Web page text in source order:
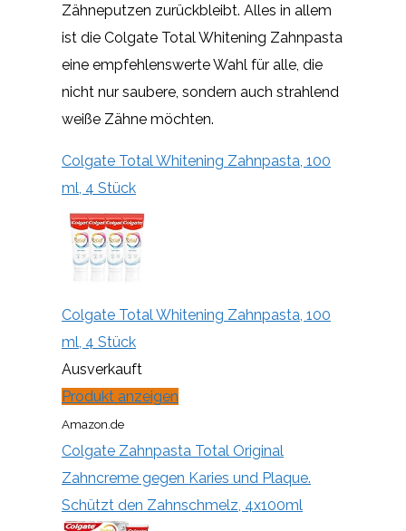
Zähneputzen zurückbleibt. Alles in allem
ist die Colgate Total Whitening Zahnpasta
eine empfehlenswerte Wahl für alle, die
nicht nur saubere, sondern auch strahlend
weiße Zähne möchten.
Colgate Total Whitening Zahnpasta, 100
ml, 4 Stück
Colgate Total Whitening Zahnpasta, 100
ml, 4 Stück
Ausverkauft
Produkt anzeigen
Amazon.de
Colgate Zahnpasta Total Original
Zahncreme gegen Karies und Plaque.
Schützt den Zahnschmelz, 4x100ml